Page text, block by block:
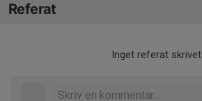
Referat
Inget referat skrivet